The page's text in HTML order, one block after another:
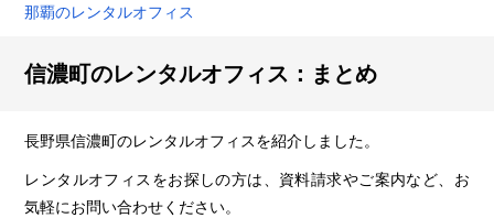
那覇のレンタルオフィス
信濃町のレンタルオフィス：まとめ
長野県信濃町のレンタルオフィスを紹介しました。
レンタルオフィスをお探しの方は、資料請求やご案内など、お
気軽にお問い合わせください。